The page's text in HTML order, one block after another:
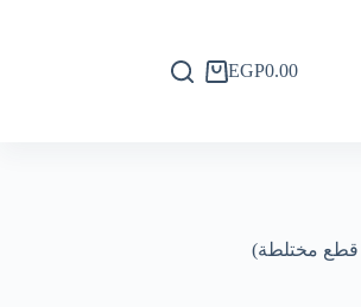
عربةEGP0.00